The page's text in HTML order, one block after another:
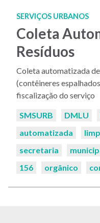
SERVIÇOS URBANOS
Coleta
Resíduos
Coleta automatizada
(contêineres
fiscalização do serviço
Palavras-
SMSURB DMLU
automatizada
secretaria
156
orgânico